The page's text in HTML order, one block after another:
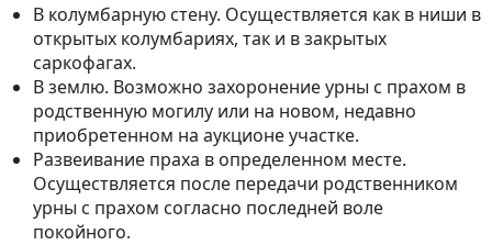
В колумбарную стену. Осуществляется как в ниши в
открытых колумбариях, так и в закрытых
саркофагах.
В землю. Возможно захоронение урны с прахом в
родственную могилу или на новом, недавно
приобретенном на аукционе участке.
Развеивание праха в определенном месте.
Осуществляется после передачи родственником
урны с прахом согласно последней воле
покойного.